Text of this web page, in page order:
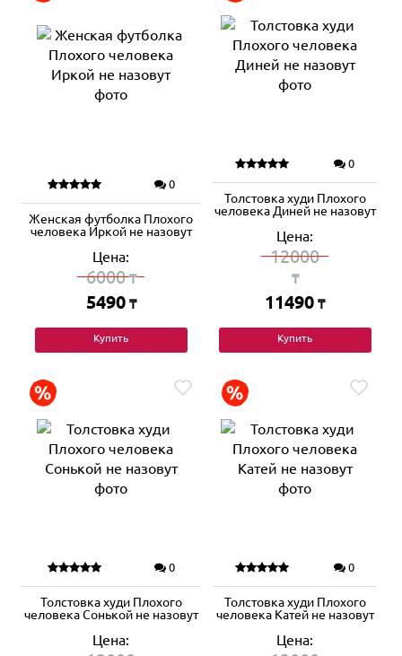
0
Женская футболка Плохого
человека Иркой не назовут
Цена:
6000₸
5490 ₸
Купить
0
Толстовка худи Плохого
человека Диней не назовут
Цена:
12000
₸
11490 ₸
Купить
0
Толстовка худи Плохого
человека Сонькой не назовут
Цена:
0
Толстовка худи Плохого
человека Катей не назовут
Цена: